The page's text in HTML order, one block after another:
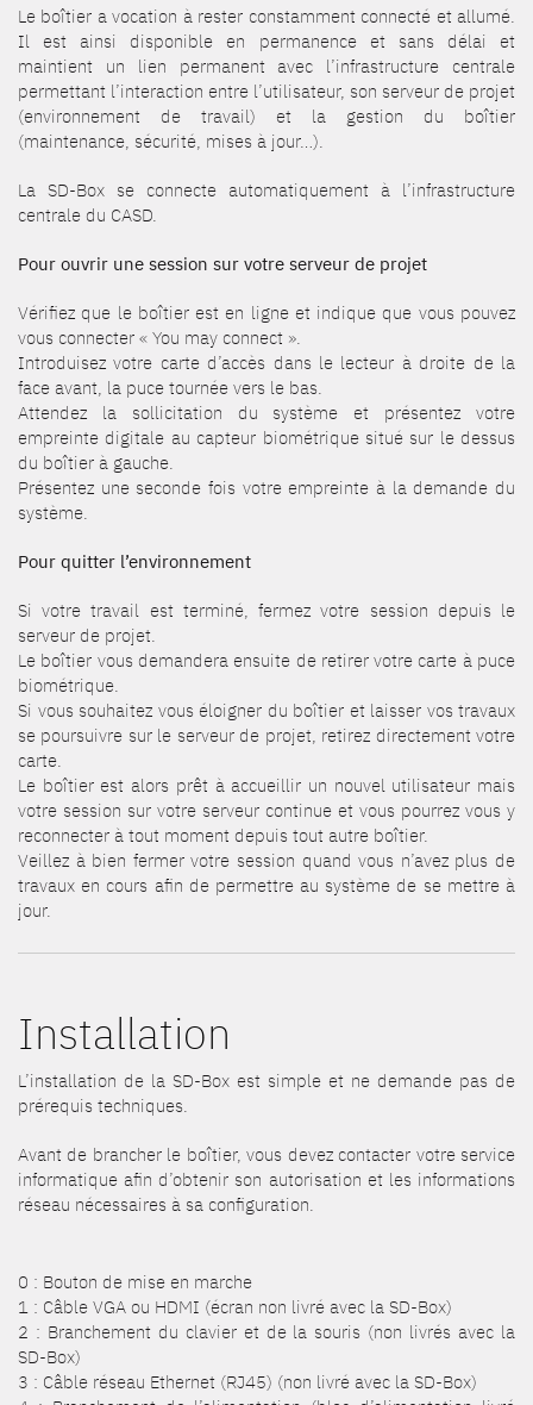
Le boîtier a vocation à rester constamment connecté et allumé.
Il est ainsi disponible en permanence et sans délai et
maintient un lien permanent avec l’infrastructure centrale
permettant l’interaction entre l’utilisateur, son serveur de projet
(environnement de travail) et la gestion du boîtier
(maintenance, sécurité, mises à jour…).
La SD-Box se connecte automatiquement à l’infrastructure
centrale du CASD.
Pour ouvrir une session sur votre serveur de projet
Vérifiez que le boîtier est en ligne et indique que vous pouvez
vous connecter « You may connect ».
Introduisez votre carte d’accès dans le lecteur à droite de la
face avant, la puce tournée vers le bas.
Attendez la sollicitation du système et présentez votre
empreinte digitale au capteur biométrique situé sur le dessus
du boîtier à gauche.
Présentez une seconde fois votre empreinte à la demande du
système.
Pour quitter l’environnement
Si votre travail est terminé, fermez votre session depuis le
serveur de projet.
Le boîtier vous demandera ensuite de retirer votre carte à puce
biométrique.
Si vous souhaitez vous éloigner du boîtier et laisser vos travaux
se poursuivre sur le serveur de projet, retirez directement votre
carte.
Le boîtier est alors prêt à accueillir un nouvel utilisateur mais
votre session sur votre serveur continue et vous pourrez vous y
reconnecter à tout moment depuis tout autre boîtier.
Veillez à bien fermer votre session quand vous n’avez plus de
travaux en cours afin de permettre au système de se mettre à
jour.
Installation
L’installation de la SD-Box est simple et ne demande pas de
prérequis techniques.
Avant de brancher le boîtier, vous devez contacter votre service
informatique afin d’obtenir son autorisation et les informations
réseau nécessaires à sa configuration.
0 : Bouton de mise en marche
1 : Câble VGA ou HDMI (écran non livré avec la SD-Box)
2 : Branchement du clavier et de la souris (non livrés avec la
SD-Box)
3 : Câble réseau Ethernet (RJ45) (non livré avec la SD-Box)